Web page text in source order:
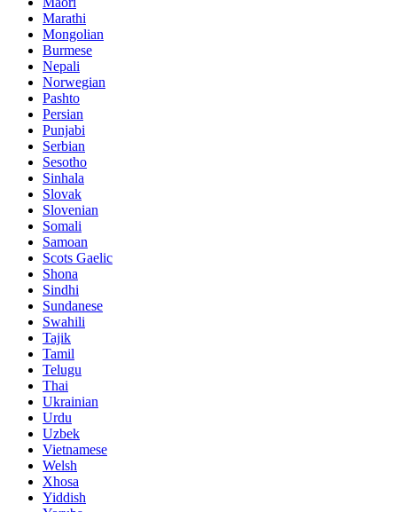
Marathi
Mongolian
Burmese
Nepali
Norwegian
Pashto
Persian
Punjabi
Serbian
Sesotho
Sinhala
Slovak
Slovenian
Somali
Samoan
Scots Gaelic
Shona
Sindhi
Sundanese
Swahili
Tajik
Tamil
Telugu
Thai
Ukrainian
Urdu
Uzbek
Vietnamese
Welsh
Xhosa
Yiddish